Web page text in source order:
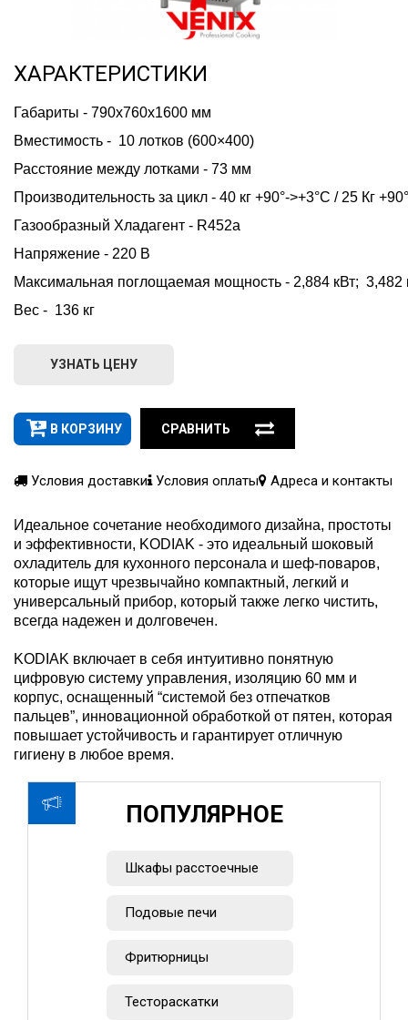
ХАРАКТЕРИСТИКИ
Габариты - 790х760х1600 мм
Вместимость -  10 лотков (600×400)
Расстояние между лотками - 73 мм
Производительность за цикл - 40 кг +90°->+3°C / 25 Кг
Газообразный Хладагент - R452a
Напряжение - 220 В
Максимальная поглощаемая мощность - 2,884 кВт;  3,482
Вес -  136 кг
УЗНАТЬ ЦЕНУ
В КОРЗИНУ СРАВНИТЬ
Условия доставки Условия оплаты Адреса и контакты
Идеальное сочетание необходимого дизайна, простоты
и эффективности, KODIAK - это идеальный шоковый
охладитель для кухонного персонала и шеф-поваров,
которые ищут чрезвычайно компактный, легкий и
универсальный прибор, который также легко чистить,
всегда надежен и долговечен.
KODIAK включает в себя интуитивно понятную
цифровую систему управления, изоляцию 60 мм и
корпус, оснащенный “системой без отпечатков
пальцев”, инновационной обработкой от пятен, которая
повышает устойчивость и гарантирует отличную
гигиену в любое время.
ПОПУЛЯРНОЕ
Шкафы расстоечные
Подовые печи
Фритюрницы
Тестораскатки